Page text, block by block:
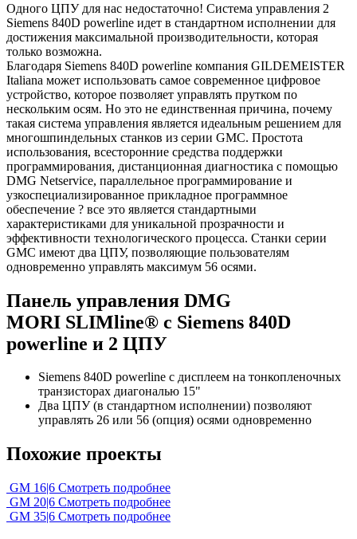
Одного ЦПУ для нас недостаточно! Система управления 2
Siemens 840D powerline идет в стандартном исполнении для
достижения максимальной производительности, которая
только возможна.
Благодаря Siemens 840D powerline компания GILDEMEISTER
Italiana может использовать самое современное цифровое
устройство, которое позволяет управлять прутком по
нескольким осям. Но это не единственная причина, почему
такая система управления является идеальным решением для
многошпиндельных станков из серии GMC. Простота
использования, всесторонние средства поддержки
программирования, дистанционная диагностика с помощью
DMG Netservice, параллельное программирование и
узкоспециализированное прикладное программное
обеспечение ? все это является стандартными
характеристиками для уникальной прозрачности и
эффективности технологического процесса. Станки серии
GMC имеют два ЦПУ, позволяющие пользователям
одновременно управлять максимум 56 осями.
Панель управления DMG
MORI SLIMline® с Siemens 840D
powerline и 2 ЦПУ
Siemens 840D powerline с дисплеем на тонкопленочных
транзисторах диагональю 15"
Два ЦПУ (в стандартном исполнении) позволяют
управлять 26 или 56 (опция) осями одновременно
Похожие проекты
GM 16|6 Смотреть подробнее
GM 20|6 Смотреть подробнее
GM 35|6 Смотреть подробнее